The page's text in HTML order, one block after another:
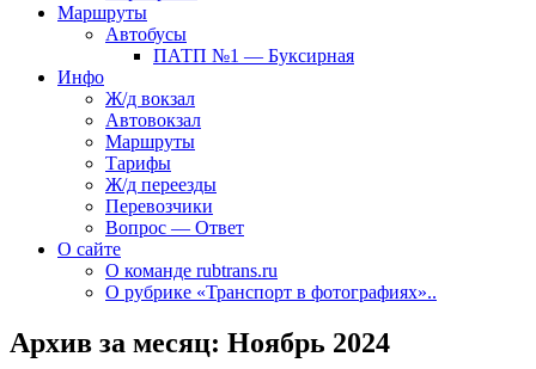
Маршруты
Автобусы
ПАТП №1 — Буксирная
Инфо
Ж/д вокзал
Автовокзал
Маршруты
Тарифы
Ж/д переезды
Перевозчики
Вопрос — Ответ
О сайте
О команде rubtrans.ru
О рубрике «Транспорт в фотографиях»..
Архив за месяц: Ноябрь 2024